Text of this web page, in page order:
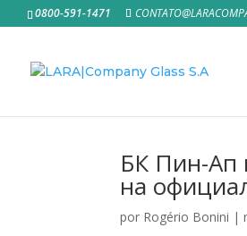
0800-591-1471
БК Пин-Ап
на
por Rogério Bonini |